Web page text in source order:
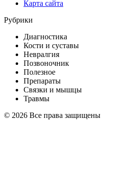
Карта сайта
Рубрики
Диагностика
Кости и суставы
Невралгия
Позвоночник
Полезное
Препараты
Связки и мышцы
Травмы
© 2026 Все права защищены